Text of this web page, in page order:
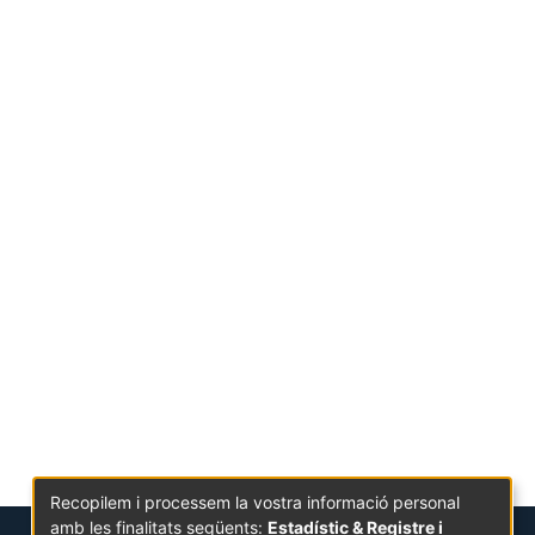
Recopilem i processem la vostra informació personal
amb les finalitats següents: Estadístic & Registre i